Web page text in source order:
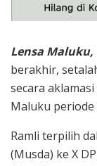
Lensa Maluku,
berakhir,
secara
Maluku periode
Ramli terpilih
(Musda) ke X